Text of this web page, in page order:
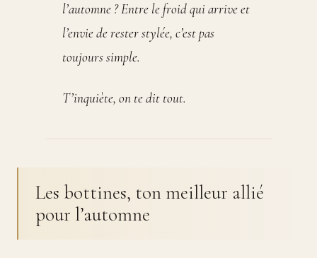
l’automne ? Entre le froid qui arrive et
l’envie de rester stylée, c’est pas
toujours simple.
T’inquiète, on te dit tout.
Les bottines, ton meilleur allié
pour l’automne